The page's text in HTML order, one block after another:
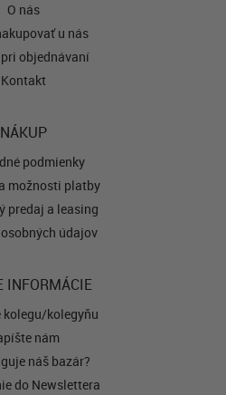
O nás
u nás
objednávaní
Kontakt
NÁKUP
podmienky
možnosti platby
predaj a leasing
údajov
INFORMÁCIE
kolegu/kolegyňu
nám
náš bazár?
do Newslettera